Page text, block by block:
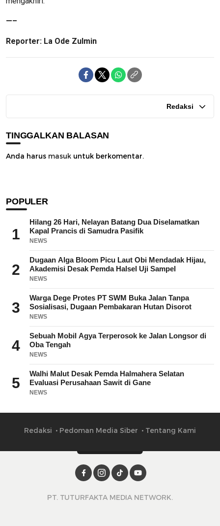
—–
Reporter: La Ode Zulmin
Redaksi
TINGGALKAN BALASAN
Anda harus masuk untuk berkomentar.
POPULER
1
Hilang 26 Hari, Nelayan Batang Dua Diselamatkan
Kapal Prancis di Samudra Pasifik
NEWS
2
Dugaan Alga Bloom Picu Laut Obi Mendadak Hijau,
Akademisi Desak Pemda Halsel Uji Sampel
NEWS
3
Warga Dege Protes PT SWM Buka Jalan Tanpa
Sosialisasi, Dugaan Pembakaran Hutan Disorot
NEWS
4
Sebuah Mobil Agya Terperosok ke Jalan Longsor di
Oba Tengah
NEWS
5
Walhi Malut Desak Pemda Halmahera Selatan
Evaluasi Perusahaan Sawit di Gane
NEWS
Redaksi Pedoman Media Siber Tentang Kami
PT. TUTURFAKTA MEDIA NETWORK.